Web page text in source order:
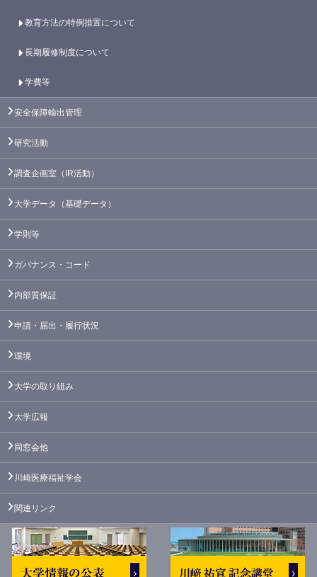
教育方法の特例措置について
長期履修制度について
学費等
安全保障輸出管理
研究活動
調査企画室（IR活動）
大学データ（基礎データ）
学則等
ガバナンス・コード
内部質保証
申請・届出・履行状況
環境
大学の取り組み
大学広報
同窓会他
川崎医療福祉学会
関連リンク